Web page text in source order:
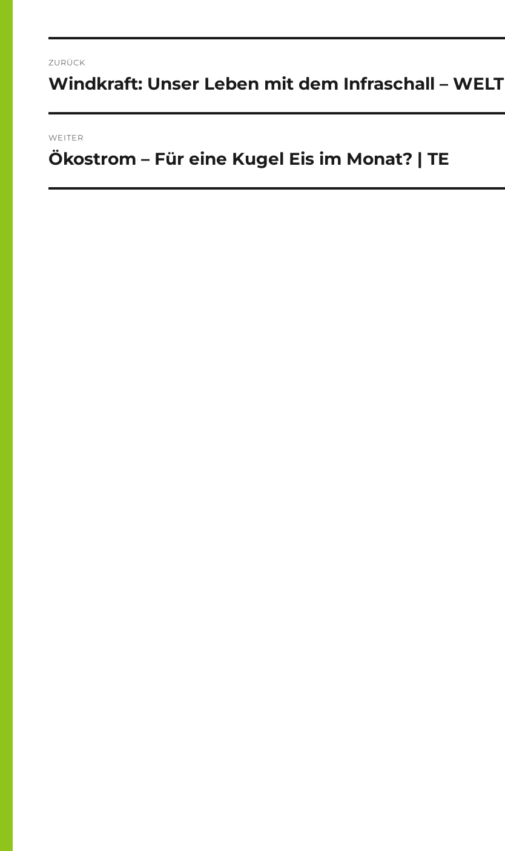
ZURÜCK
Vorheriger
Windkraft: Unser Leben mit dem Infraschall – WELT
WEITER
Nächster
Ökostrom – Für eine Kugel Eis im Monat? | TE